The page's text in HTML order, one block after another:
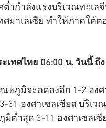
ำกำลังแรงบริเวณทะเ
ศมาเลเซีย ทำให้ภาคใ
ทศไทย 06:00 น. วันนี้ ถึ
หภูมิจะลดลงอีก 1-2 อง
31 องศาเซลเซียส บริ
ำสุด 3-11 องศาเซลเซี